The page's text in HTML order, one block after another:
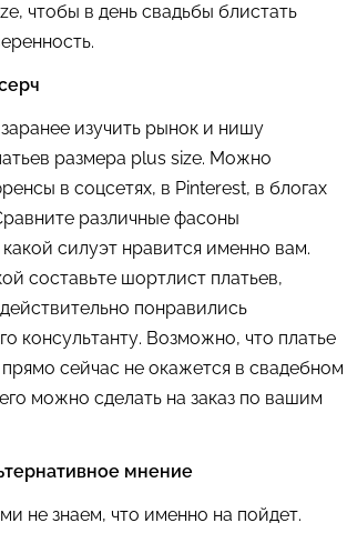
чтобы в день свадьбы блистать
изучить рынок и нишу
размера plus size. Можно
в соцсетях, в Pinterest, в блогах
различные фасоны
силуэт нравится именно вам.
составьте шортлист платьев,
понравились
консультанту. Возможно, что платье
сейчас не окажется в свадебном
можно сделать на заказ по вашим
мнение
не знаем, что именно на пойдет.